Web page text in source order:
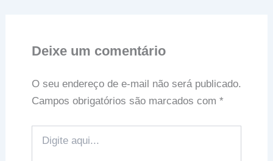
Deixe um comentário
O seu endereço de e-mail não será publicado.
Campos obrigatórios são marcados com *
aqui...